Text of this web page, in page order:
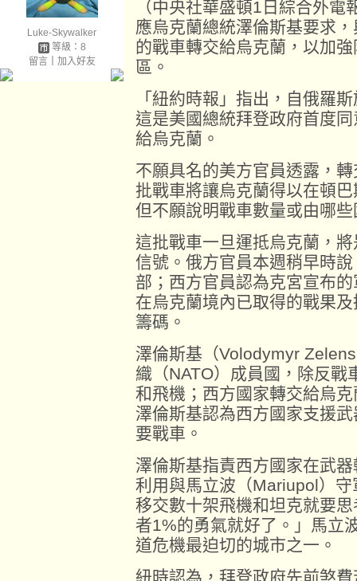
Luke-Skywalker
等級：8
留言｜ 加入好友
（中央社華盛頓1日綜合外
應烏克蘭總統澤倫斯基要求
的戰車轉交給烏克蘭，以加
區。
「紐約時報」指出，自俄羅
這是美國總統拜登政府首度
給烏克蘭。
不願具名的美方官員透露，
批戰車將讓烏克蘭得以在頓
但不願說明戰車數量或由哪
這批戰車一旦運抵烏克蘭，
信號。俄方官員本週稍早時
部；西方官員認為克宮宣布
在烏克蘭境內已取得的戰果
籌碼。
澤倫斯基（Volodymyr
織（NATO）成員國，除反
和飛機；西方國家轉交給烏
澤倫斯基認為西方國家支援
要戰車。
澤倫斯基指責西方國家在武
利用與馬立波（Mariupol）
移交數十架飛機和坦克就要
者1%的勇氣就好了。」馬立
道危機最迫切的城市之一。
紐時認為，拜登政府先前煞